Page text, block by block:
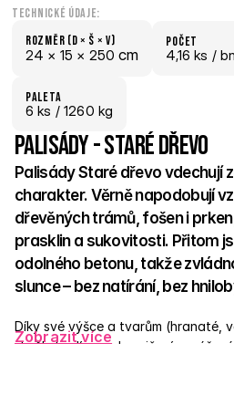
Technické údaje:
Rozměr (D × š × V)
24 × 15 × 250 cm
počet
4,16 ks /
paletA
6 ks / 1260 kg
Palisády - Staré dřevo
Palisády Staré dřevo vdechují
charakter. Věrně napodobují
dřevěných trámů, fošen i
prasklin a sukovitosti. Přitom
odolného betonu, takže
slunce – bez natírání, bez
Díky své výšce a tvarům (hranaté,
skvěle hodí pro ohraničení
Zobrazit více